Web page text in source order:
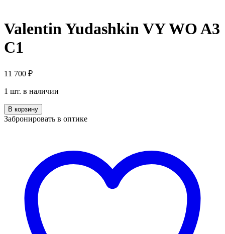
Valentin Yudashkin VY WO A3
C1
11 700 ₽
1 шт. в наличии
Количество
Valentin
Yudashkin
В корзину
Забронировать в оптике